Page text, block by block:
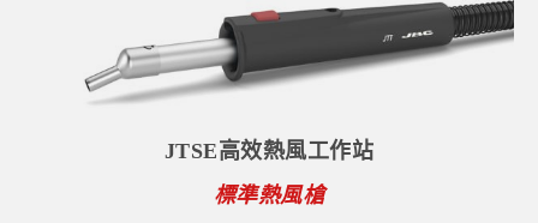
JTSE高效熱風工作站
標準熱風槍